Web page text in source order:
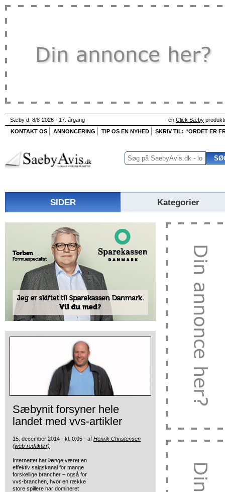
Sæby d. 8/8-2026 - 17. årgang - en Click Sæby
KONTAKT OS
ANNONCERING TIP OS EN NYHED SKRIV TIL: “ORDET ER
SIDER Kategorier
Sæbynit forsyner hele
landet med vvs-artikler
15. december 2014 - kl. 0:05 - af Henrik Christensen
(web-redaktør)
Internettet har længe været en
effektiv salgskanal for mange
forskellige brancher – også for
vvs-branchen, hvor en række
store spillere har domineret